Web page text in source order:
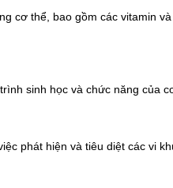
cơ thể, bao gồm các vitamin và
sinh học và chức năng của
phát hiện và tiêu diệt các vi